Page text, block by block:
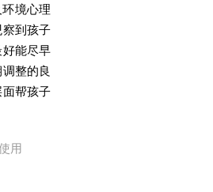
境心理
到孩子
能尽早
整的良
帮孩子
用